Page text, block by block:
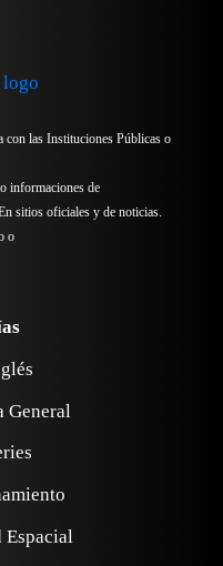
con las Instituciones Públicas o
informaciones de
sitios oficiales y de noticias.
o
General
Espacial